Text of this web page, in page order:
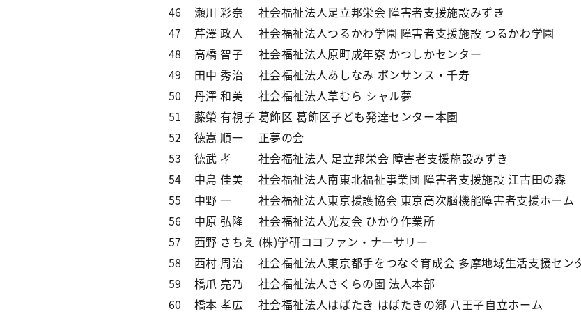
46
瀬川 彩奈
社会福祉法人足立邦栄会 障害者支援施設みずき
47
芹澤 政人
社会福祉法人つるかわ学園 障害者支援施設 つるかわ学園
48
高橋 智子
社会福祉法人原町成年寮 かつしかセンター
49
田中 秀治
社会福祉法人あしなみ ボンサンス・千寿
50
丹澤 和美
社会福祉法人草むら シャル夢
51
藤榮 有視子 葛飾区 葛飾区子ども発達センター本園
52
徳嵩 順一
正夢の会
53
徳武 孝
社会福祉法人 足立邦栄会 障害者支援施設みずき
54
中島 佳美
社会福祉法人南東北福祉事業団 障害者支援施設 江古田の森
55
中野 一
社会福祉法人東京援護協会 東京高次脳機能障害者支援ホーム
56
中原 弘隆
社会福祉法人光友会 ひかり作業所
57
西野 さちえ (株)学研ココファン・ナーサリー
58
西村 周治
社会福祉法人東京都手をつなぐ育成会 多摩地域生活支援セン
59
橋爪 亮乃
社会福祉法人さくらの園 法人本部
60
橋本 孝広
社会福祉法人はばたき はばたきの郷 八王子自立ホーム